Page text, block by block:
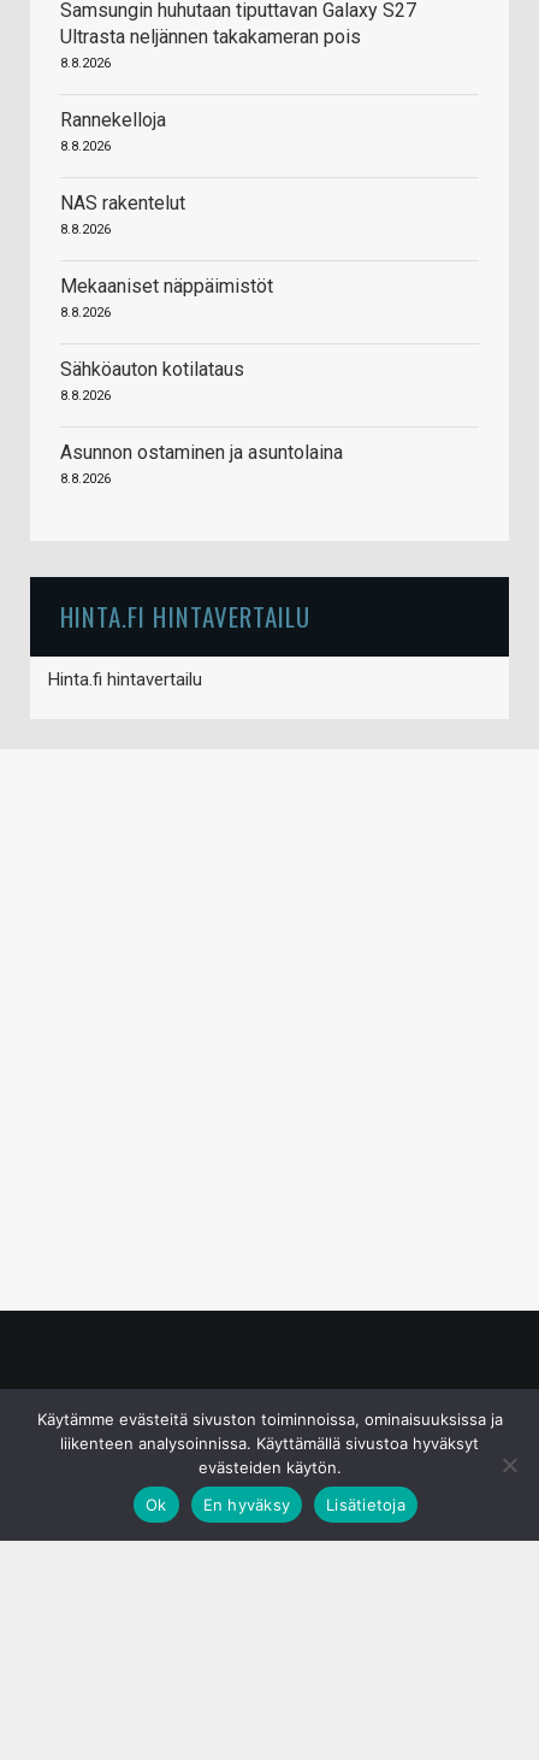
Samsungin huhutaan tiputtavan Galaxy S27
Ultrasta neljännen takakameran pois
8.8.2026
Rannekelloja
8.8.2026
NAS rakentelut
8.8.2026
Mekaaniset näppäimistöt
8.8.2026
Sähköauton kotilataus
8.8.2026
Asunnon ostaminen ja asuntolaina
8.8.2026
HINTA.FI HINTAVERTAILU
Hinta.fi hintavertailu
Käytämme evästeitä sivuston toiminnoissa, ominaisuuksissa ja
liikenteen analysoinnissa. Käyttämällä sivustoa hyväksyt
evästeiden käytön.
Ok
En hyväksy Lisätietoja